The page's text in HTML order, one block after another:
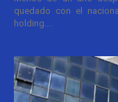
quedado con el
holding....